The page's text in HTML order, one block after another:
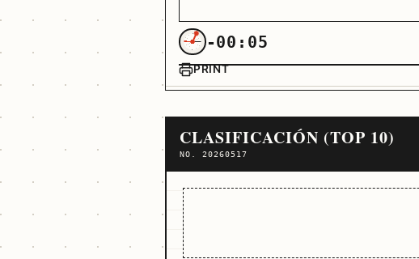
-00:05
PRINT
CLASIFICACIÓN (TOP 10)
NO. 20260517